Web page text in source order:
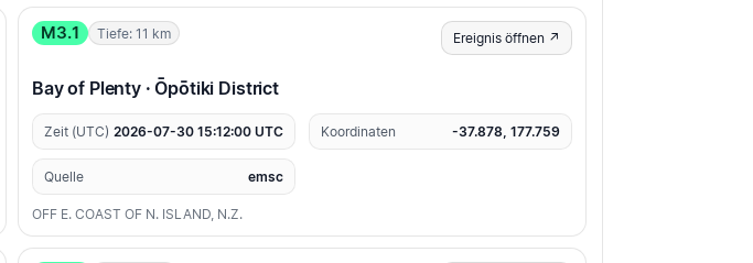
M3.1 Tiefe: 11 km Ereignis öffnen ↗
Bay of Plenty · Ōpōtiki District
Zeit (UTC) 2026-07-30 15:12:00 UTC Koordinaten -37.878, 177.759
Quelle emsc
OFF E. COAST OF N. ISLAND, N.Z.